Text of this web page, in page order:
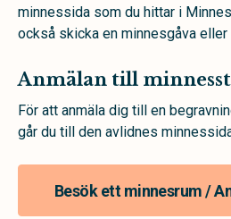
minnessida som du hittar i
också skicka en minnesgåva eller
Anmälan till
För att anmäla dig till en
går du till den avlidnes
Besök ett minnesrum /